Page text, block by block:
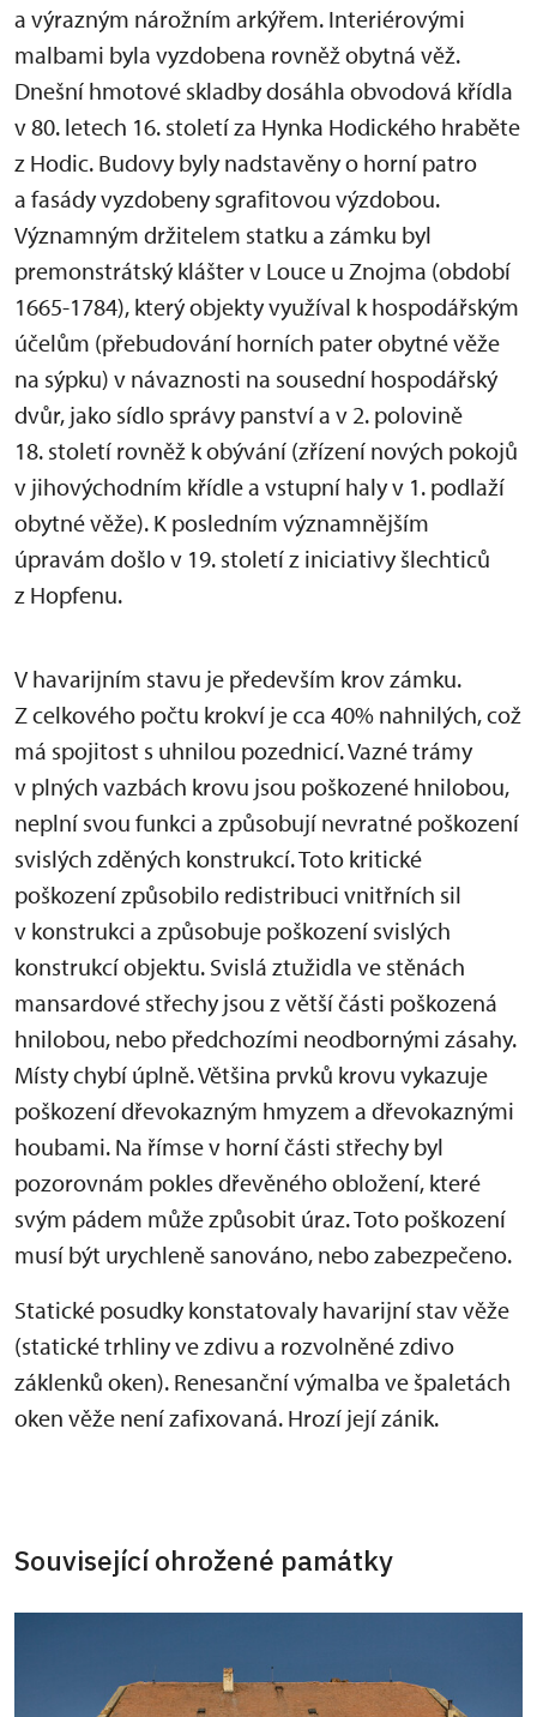
a výrazným nárožním arkýřem. Interiérovými
malbami byla vyzdobena rovněž obytná věž.
Dnešní hmotové skladby dosáhla obvodová křídla
v 80. letech 16. století za Hynka Hodického hraběte
z Hodic. Budovy byly nadstavěny o horní patro
a fasády vyzdobeny sgrafitovou výzdobou.
Významným držitelem statku a zámku byl
premonstrátský klášter v Louce u Znojma (období
1665-1784), který objekty využíval k hospodářským
účelům (přebudování horních pater obytné věže
na sýpku) v návaznosti na sousední hospodářský
dvůr, jako sídlo správy panství a v 2. polovině
18. století rovněž k obývání (zřízení nových pokojů
v jihovýchodním křídle a vstupní haly v 1. podlaží
obytné věže). K posledním významnějším
úpravám došlo v 19. století z iniciativy šlechticů
z Hopfenu.
V havarijním stavu je především krov zámku.
Z celkového počtu krokví je cca 40% nahnilých, což
má spojitost s uhnilou pozednicí. Vazné trámy
v plných vazbách krovu jsou poškozené hnilobou,
neplní svou funkci a způsobují nevratné poškození
svislých zděných konstrukcí. Toto kritické
poškození způsobilo redistribuci vnitřních sil
v konstrukci a způsobuje poškození svislých
konstrukcí objektu. Svislá ztužidla ve stěnách
mansardové střechy jsou z větší části poškozená
hnilobou, nebo předchozími neodbornými zásahy.
Místy chybí úplně. Většina prvků krovu vykazuje
poškození dřevokazným hmyzem a dřevokaznými
houbami. Na římse v horní části střechy byl
pozorovnám pokles dřevěného obložení, které
svým pádem může způsobit úraz. Toto poškození
musí být urychleně sanováno, nebo zabezpečeno.
Statické posudky konstatovaly havarijní stav věže
(statické trhliny ve zdivu a rozvolněné zdivo
záklenků oken). Renesanční výmalba ve špaletách
oken věže není zafixovaná. Hrozí její zánik.
Související ohrožené památky